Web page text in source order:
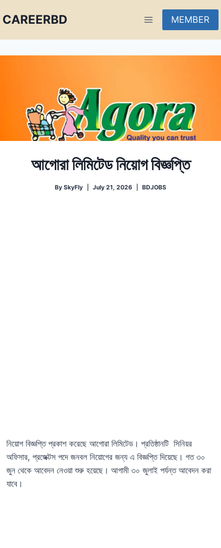
CAREERBD MEMBER
আগোরা লিমিটেড নিয়োগ বিজ্ঞপ্তি
By SkyFly July 21, 2026 BDJOBS
নিয়োগ বিজ্ঞপ্তি প্রকাশ করেছে আগোরা লিমিটেড। প্রতিষ্ঠানটি সিনিয়র
অফিসার, প্রজেক্টস পদে জনবল নিয়োগের জন্য এ বিজ্ঞপ্তি দিয়েছে। গত ৩০
জুন থেকে আবেদন নেওয়া শুরু হয়েছে। আগামী ৩০ জুলাই পর্যন্ত আবেদন করা
যাবে।
FORUM